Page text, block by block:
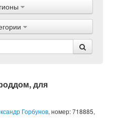
для
Горбунов, номер: 718885,